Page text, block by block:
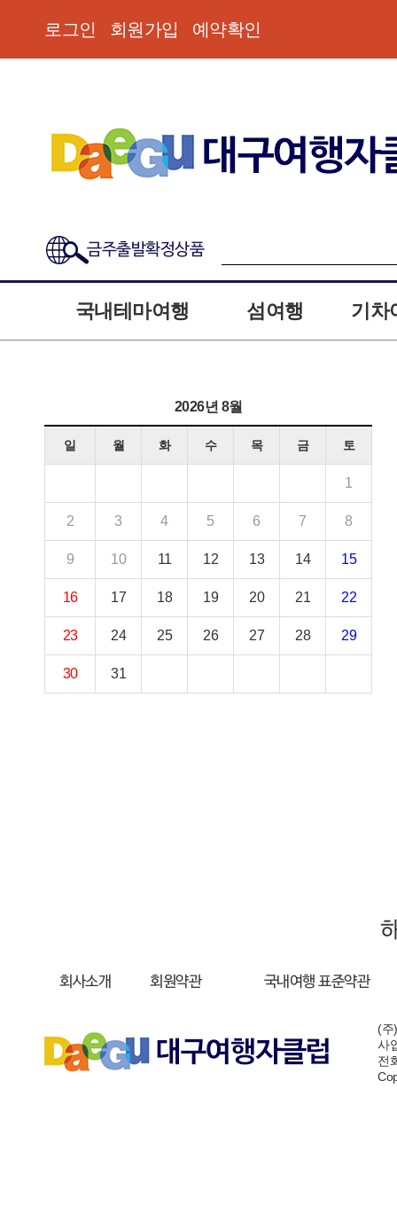
로그인 회원가입 예약확인
금주출발확정상품
국내테마여행 섬여행 기차
2026년 8월
일 월 화 수 목 금 토
1
2 3 4 5 6 7 8
9 10 11 12 13 14 15
16 17 18 19 20 21 22
23 24 25 26 27 28 29
30 31
회사소개 회원약관 국내여행 표준약관
(주
사
전